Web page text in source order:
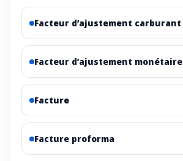
Facteur d’ajustement carburant
Facteur d’ajustement monétaire
Facture
Facture proforma